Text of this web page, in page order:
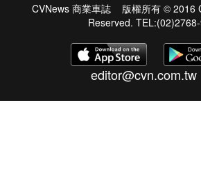
CVNews 商業車誌 版權所有 © 2016
Reserved.
editor@cvn.com.tw